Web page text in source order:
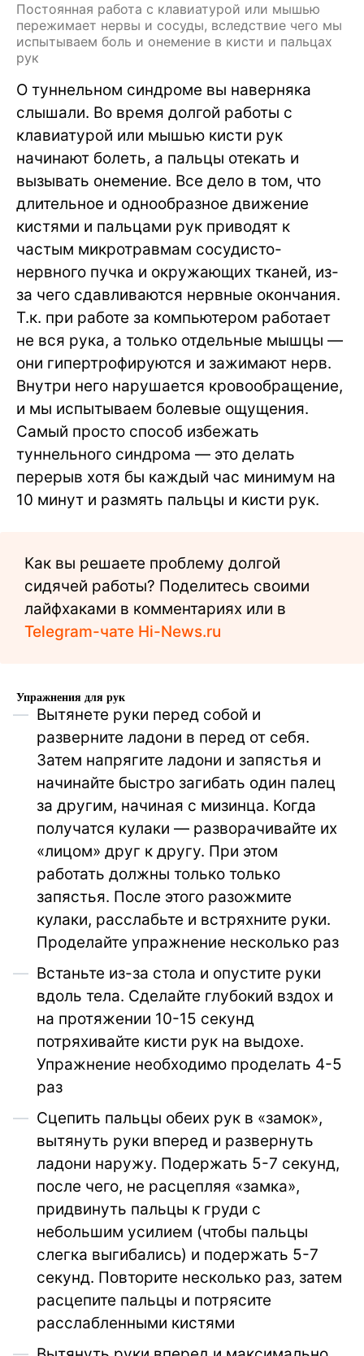
Постоянная работа с клавиатурой или мышью
пережимает нервы и сосуды, вследствие чего мы
испытываем боль и онемение в кисти и пальцах
рук
О туннельном синдроме вы наверняка
слышали. Во время долгой работы с
клавиатурой или мышью кисти рук
начинают болеть, а пальцы отекать и
вызывать онемение. Все дело в том, что
длительное и однообразное движение
кистями и пальцами рук приводят к
частым микротравмам сосудисто-
нервного пучка и окружающих тканей, из-
за чего сдавливаются нервные окончания.
Т.к. при работе за компьютером работает
не вся рука, а только отдельные мышцы —
они гипертрофируются и зажимают нерв.
Внутри него нарушается кровообращение,
и мы испытываем болевые ощущения.
Самый просто способ избежать
туннельного синдрома — это делать
перерыв хотя бы каждый час минимум на
10 минут и размять пальцы и кисти рук.
Как вы решаете проблему долгой
сидячей работы? Поделитесь своими
лайфхаками в комментариях или в
Telegram-чате Hi-News.ru
Упражнения для рук
Вытянете руки перед собой и
разверните ладони в перед от себя.
Затем напрягите ладони и запястья и
начинайте быстро загибать один палец
за другим, начиная с мизинца. Когда
получатся кулаки — разворачивайте их
«лицом» друг к другу. При этом
работать должны только только
запястья. После этого разожмите
кулаки, расслабьте и встряхните руки.
Проделайте упражнение несколько раз
Встаньте из-за стола и опустите руки
вдоль тела. Сделайте глубокий вздох и
на протяжении 10-15 секунд
потряхивайте кисти рук на выдохе.
Упражнение необходимо проделать 4-5
раз
Сцепить пальцы обеих рук в «замок»,
вытянуть руки вперед и развернуть
ладони наружу. Подержать 5-7 секунд,
после чего, не расцепляя «замка»,
придвинуть пальцы к груди с
небольшим усилием (чтобы пальцы
слегка выгибались) и подержать 5-7
секунд. Повторите несколько раз, затем
расцепите пальцы и потрясите
расслабленными кистями